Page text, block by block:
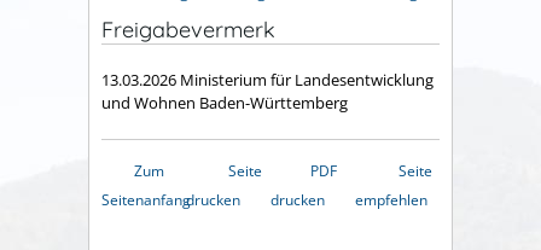
Freigabevermerk
13.03.2026 Ministerium für Landesentwicklung
und Wohnen Baden-Württemberg
Zum
Seitenanfang
Seite
drucken
PDF
drucken
Seite
empfehlen